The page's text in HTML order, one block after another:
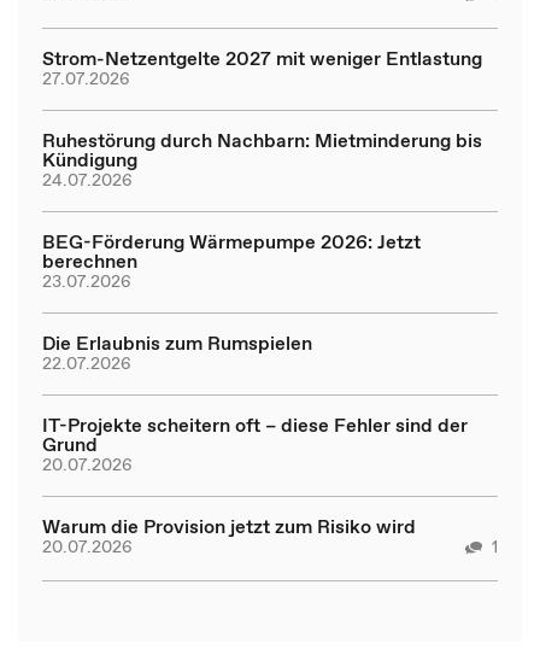
Strom-Netzentgelte 2027 mit weniger Entlastung
27.07.2026
Ruhestörung durch Nachbarn: Mietminderung bis
Kündigung
24.07.2026
BEG-Förderung Wärmepumpe 2026: Jetzt
berechnen
23.07.2026
Die Erlaubnis zum Rumspielen
22.07.2026
IT-Projekte scheitern oft – diese Fehler sind der
Grund
20.07.2026
Warum die Provision jetzt zum Risiko wird
20.07.2026 1